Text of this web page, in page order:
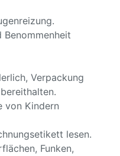
Verpackung
von Kindern
lesen.
Funken,